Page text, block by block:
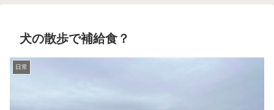
犬の散歩で補給食？
日常